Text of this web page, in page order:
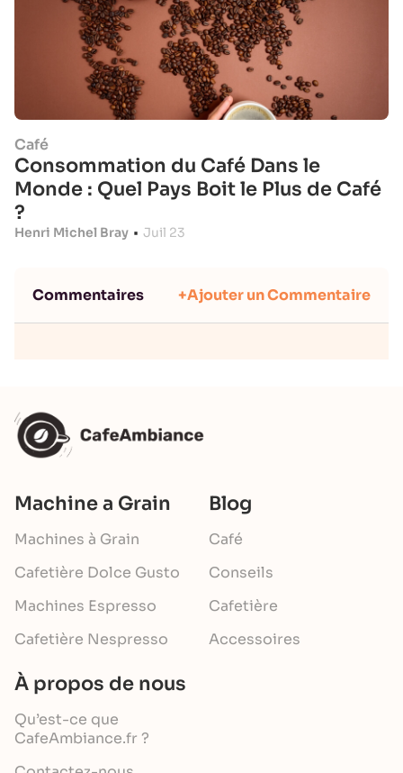
Café
Consommation du Café Dans le
Monde : Quel Pays Boit le Plus de Café
?
Henri Michel Bray • Juil 23
Commentaires +Ajouter un Commentaire
Machine a Grain
Machines à Grain
Cafetière Dolce Gusto
Machines Espresso
Cafetière Nespresso
Blog
Café
Conseils
Cafetière
Accessoires
À propos de nous
Qu’est-ce que
CafeAmbiance.fr ?